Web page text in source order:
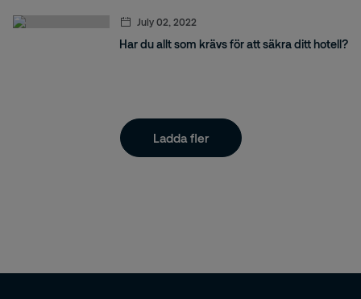
July 02, 2022
Har du allt som krävs för att säkra ditt hotell?
Ladda fler